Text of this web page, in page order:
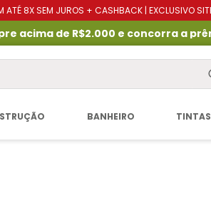
ATÉ 8X SEM JUROS + CASHBACK | EXCLUSIVO
acima de R$2.000 e concorra a
BANHEIRO